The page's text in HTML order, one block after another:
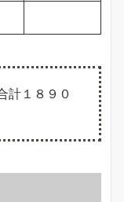
１８９０